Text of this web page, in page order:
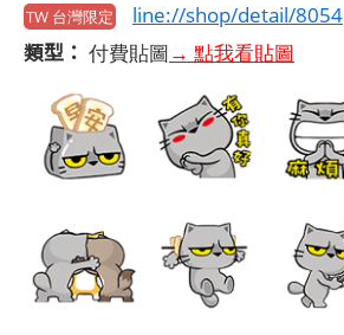
TW 台灣限定 line://shop/detail/8054
類型： 付費貼圖→ 點我看貼圖